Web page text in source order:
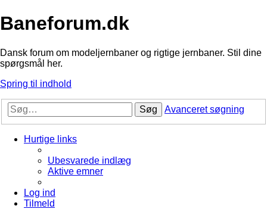
Baneforum.dk
Dansk forum om modeljernbaner og rigtige jernbaner. Stil dine
spørgsmål her.
Spring til indhold
Søg Avanceret søgning
Hurtige links
Ubesvarede indlæg
Aktive emner
Log ind
Tilmeld